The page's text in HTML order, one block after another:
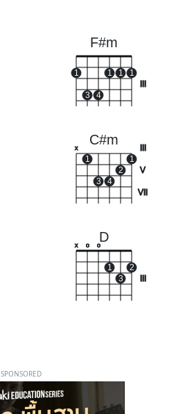
F#m
1
3 4
1 1 1
C#m
V
VII
x
1
3 4
2
1
D
x o o
1
3
2
SPONSORED